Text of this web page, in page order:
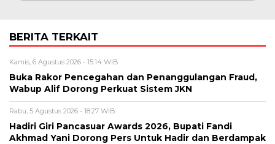
BERITA TERKAIT
Kamis, 6 Agustus 2026 - 15:14 WIB
Buka Rakor Pencegahan dan Penanggulangan Fraud,
Wabup Alif Dorong Perkuat Sistem JKN
Rabu, 5 Agustus 2026 - 18:27 WIB
Hadiri Giri Pancasuar Awards 2026, Bupati Fandi
Akhmad Yani Dorong Pers Untuk Hadir dan Berdampak